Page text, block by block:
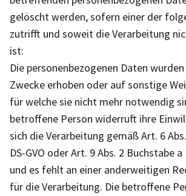
gelöscht werden, sofern einer der
zutrifft und soweit die Verarbeitung
ist:
Die personenbezogenen Daten
Zwecke erhoben oder auf sonstige
für welche sie nicht mehr notwendig
betroffene Person widerruft ihre
sich die Verarbeitung gemäß Art. 6
DS-GVO oder Art. 9 Abs. 2 Buchstabe
und es fehlt an einer anderweitigen
für die Verarbeitung. Die betroffene